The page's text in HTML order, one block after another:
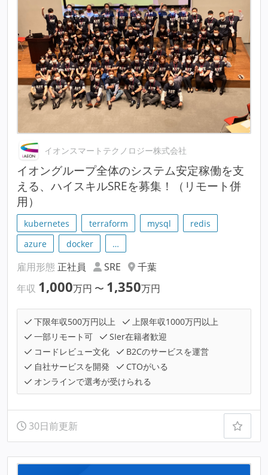
イオンスマートテクノロジー株式会社
イオングループ全体のシステム安定稼働を支
える、ハイスキルSREを募集！（リモート併
用）
kubernetes terraform mysql
redis
azure
docker …
雇用形態 正社員 SRE
千葉
年収 1,000万円 〜 1,350万円
下限年収500万円以上
上限年収1000万円以上
一部リモート可
SIer在籍者歓迎
コードレビュー文化
B2Cのサービスを運営
自社サービスを開発
CTOがいる
オンラインで選考が受けられる
30日前更新